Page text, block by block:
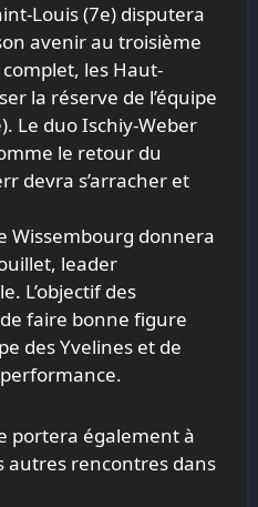
Louis (7e) disputera
avenir au troisième
les Haut-
la réserve de l’équipe
Le duo Ischiy-Weber
le retour du
devra s’arracher et
leader
L’objectif des
faire bonne figure
des Yvelines et de
performance.
portera également à
autres rencontres dans